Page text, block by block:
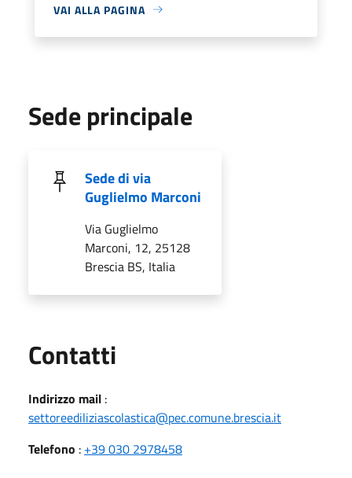
VAI ALLA PAGINA
Sede principale
Sede di via
Guglielmo Marconi
Via Guglielmo
Marconi, 12, 25128
Brescia BS, Italia
Contatti
Indirizzo mail :
settoreediliziascolastica@pec.comune.brescia.it
Telefono : +39 030 2978458